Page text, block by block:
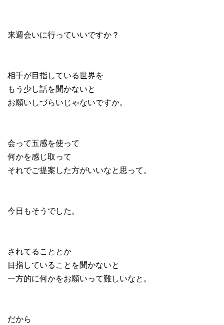
来週会いに行っていいですか？
相手が目指している世界を
もう少し話を聞かないと
お願いしづらいじゃないですか。
会って五感を使って
何かを感じ取って
それでご提案した方がいいなと思って。
今日もそうでした。
されてることとか
目指していることを聞かないと
一方的に何かをお願いって難しいなと。
だから